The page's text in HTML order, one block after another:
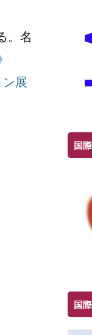
。名
展
国
国